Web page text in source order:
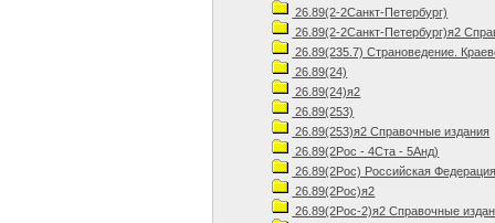
26.89(2-2Санкт-Петербург)
26.89(2-2Санкт-Петербург)я2
26.89(235.7) Страноведение.
26.89(24)
26.89(24)я2
26.89(253)
26.89(253)я2 Справочные издания
26.89(2Рос - 4Ста - 5Анд)
26.89(2Рос) Российская
26.89(2Рос)я2
26.89(2Рос-2)я2 Справочные